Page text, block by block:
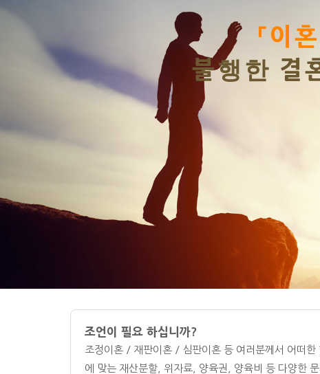
」
을 비극이라고 생각하십
혼생활속에 머물러 있는
니다.
DIVORCE LAWYER'S
FREE DIVORCE COUNSELING AND SEOUL DIVORCE LAWYER'S BLOG
조언이 필요 하십니까?
조정이혼 / 재판이혼 / 심판이혼 등 여러분께서 어떠
에 맞는 재산분할, 위자료, 양육권, 양육비 등 다양한